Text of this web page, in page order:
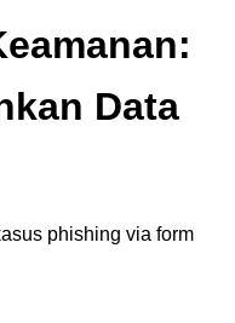
Data
phishing via form